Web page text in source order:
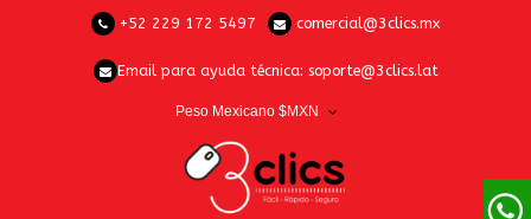
+52 229 172 5497 comercial@3clics.mx
Email para ayuda técnica: soporte@3clics.lat
Peso Mexicano $MXN